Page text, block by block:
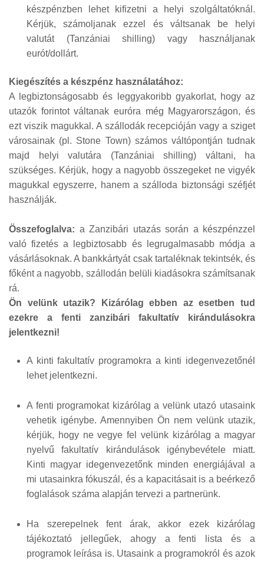
készpénzben lehet kifizetni a helyi szolgáltatóknál.
Kérjük, számoljanak ezzel és váltsanak be helyi
valutát (Tanzániai shilling) vagy használjanak
eurót/dollárt.
Kiegészítés a készpénz használatához:
A legbiztonságosabb és leggyakoribb gyakorlat, hogy az
utazók forintot váltanak euróra még Magyarországon, és
ezt viszik magukkal. A szállodák recepcióján vagy a sziget
városainak (pl. Stone Town) számos váltópontján tudnak
majd helyi valutára (Tanzániai shilling) váltani, ha
szükséges. Kérjük, hogy a nagyobb összegeket ne vigyék
magukkal egyszerre, hanem a szálloda biztonsági széfjét
használják.
Összefoglalva: a Zanzibári utazás során a készpénzzel
való fizetés a legbiztosabb és legrugalmasabb módja a
vásárlásoknak. A bankkártyát csak tartaléknak tekintsék, és
főként a nagyobb, szállodán belüli kiadásokra számítsanak
rá.
Ön velünk utazik? Kizárólag ebben az esetben tud
ezekre a fenti zanzibári fakultatív kirándulásokra
jelentkezni!
A kinti fakultatív programokra a kinti idegenvezetőnél
lehet jelentkezni.
A fenti programokat kizárólag a velünk utazó utasaink
vehetik igénybe. Amennyiben Ön nem velünk utazik,
kérjük, hogy ne vegye fel velünk kizárólag a magyar
nyelvű fakultatív kirándulások igénybevétele miatt.
Kinti magyar idegenvezetőnk minden energiájával a
mi utasainkra fókuszál, és a kapacitásait is a beérkező
foglalások száma alapján tervezi a partnerünk.
Ha szerepelnek fent árak, akkor ezek kizárólag
tájékoztató jellegűek, ahogy a fenti lista és a
programok leírása is. Utasaink a programokról és azok